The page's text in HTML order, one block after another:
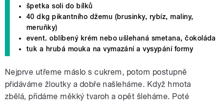
špetka soli do bílků
40 dkg pikantního džemu (brusinky, rybíz, maliny,
meruňky)
event. oblíbený krém nebo ušlehaná smetana, čokoláda
tuk a hrubá mouka na vymazání a vysypání formy
Nejprve utřeme máslo s cukrem, potom postupně
přidáváme žloutky a dobře našleháme. Když hmota
zbělá, přidáme měkký tvaroh a opět šleháme. Poté